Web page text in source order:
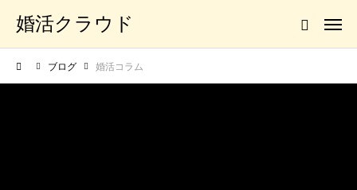
婚活クラウド
ブログ 婚活コラム